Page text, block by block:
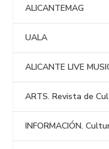
ALICANTEMAG
UALA
ALICANTE LIVE
ARTS. Revista de
INFORMACIÓN.